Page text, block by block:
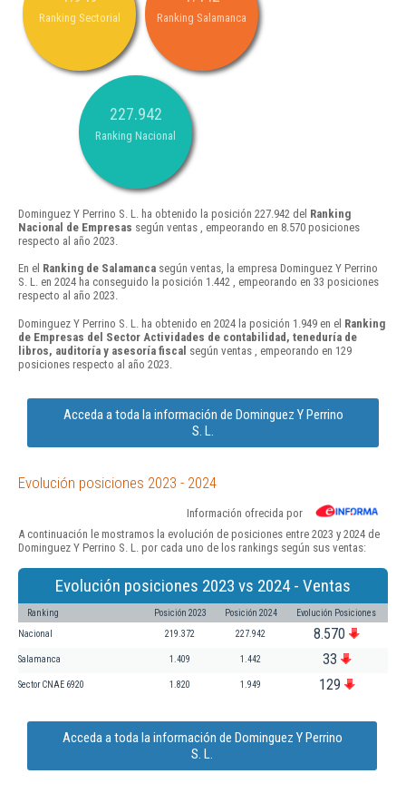
Ranking Sectorial Ranking Salamanca
227.942
Ranking Nacional
Dominguez Y Perrino S. L. ha obtenido la posición 227.942 del Ranking
Nacional de Empresas según ventas , empeorando en 8.570 posiciones
respecto al año 2023.
En el Ranking de Salamanca según ventas, la empresa Dominguez Y Perrino
S. L. en 2024 ha conseguido la posición 1.442 , empeorando en 33 posiciones
respecto al año 2023.
Dominguez Y Perrino S. L. ha obtenido en 2024 la posición 1.949 en el Ranking
de Empresas del Sector Actividades de contabilidad, teneduría de
libros, auditoría y asesoría fiscal según ventas , empeorando en 129
posiciones respecto al año 2023.
Acceda a toda la información de Dominguez Y Perrino
S. L.
Evolución posiciones 2023 - 2024
Información ofrecida por
A continuación le mostramos la evolución de posiciones entre 2023 y 2024 de
Dominguez Y Perrino S. L. por cada uno de los rankings según sus ventas:
Evolución posiciones 2023 vs 2024 - Ventas
Ranking Posición 2023 Posición 2024 Evolución Posiciones
Nacional 219.372 227.942 8.570
Salamanca 1.409 1.442 33
Sector CNAE 6920 1.820 1.949 129
Acceda a toda la información de Dominguez Y Perrino
S. L.